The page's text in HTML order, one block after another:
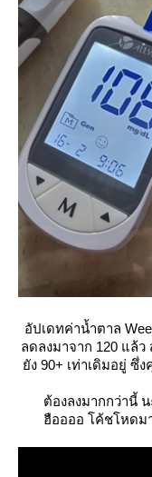
อัปเดทค่าน้ำตาล
ลดลงมาจาก 120 แล้ว
ง 90+ เท่าเดิมอยู่ ซึ่
ต้องลงมากกว่านี้
ฮืออออ โค้ชโหดม